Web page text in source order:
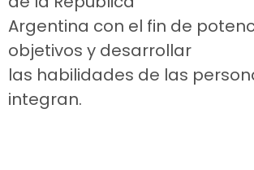
Argentina con el fin de
objetivos y desarrollar
las habilidades de las
integran.